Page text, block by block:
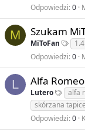
Odpowiedzi 0
M Szukam
MiToFan
Odpowiedzi 0
L Alfa
Lutero alfa
skórzana
Odpowiedzi 0